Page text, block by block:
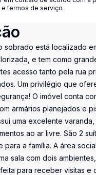
termos de serviço
sobrado está localizado
e tem como
acesso tanto pela rua
Um privilégio que
O imóvel conta
armários planejados e
uma excelente
ao ar livre. São 2
para a família. A área
sala com dois
para receber visitas e